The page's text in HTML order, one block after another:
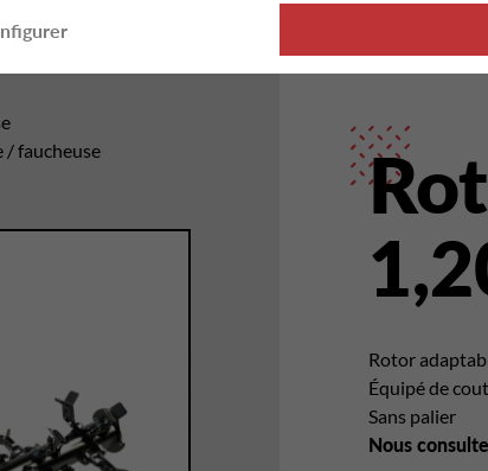
/ faucheuse
Rotor
Équipé de
Sans palier
Nous